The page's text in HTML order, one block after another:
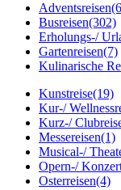
Adventsreisen
Busreisen(302)
Erholungs-/
Gartenreisen(7)
Kulinarische
Kunstreise(19)
Kur-/
Kurz-/
Messereisen(1)
Musical-/
Opern-/
Osterreisen(4)